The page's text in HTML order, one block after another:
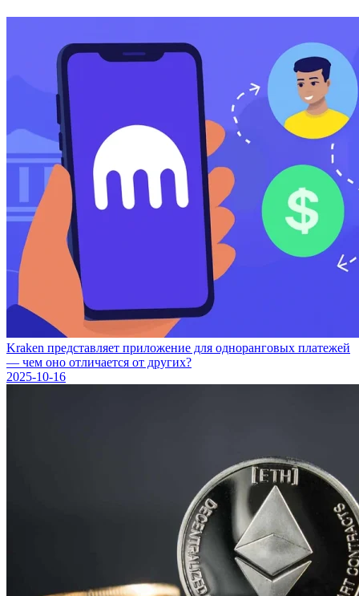
Kraken представляет приложение для одноранговых платежей
— чем оно отличается от других?
2025-10-16